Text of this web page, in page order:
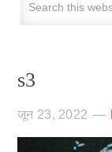
s3
जून 23, 2022